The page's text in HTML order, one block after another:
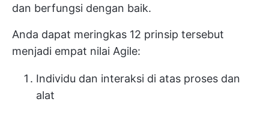
dan berfungsi dengan baik.
Anda dapat meringkas 12 prinsip tersebut
menjadi empat nilai Agile:
Individu dan interaksi di atas proses dan
alat